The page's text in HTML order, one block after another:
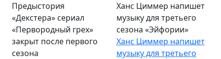
Предыстория
«Декстера» сериал
«Первородный грех»
закрыт после первого
сезона
Ханс Циммер напишет
музыку для третьего
сезона «Эйфории»
Ханс Циммер напишет
музыку для третьего